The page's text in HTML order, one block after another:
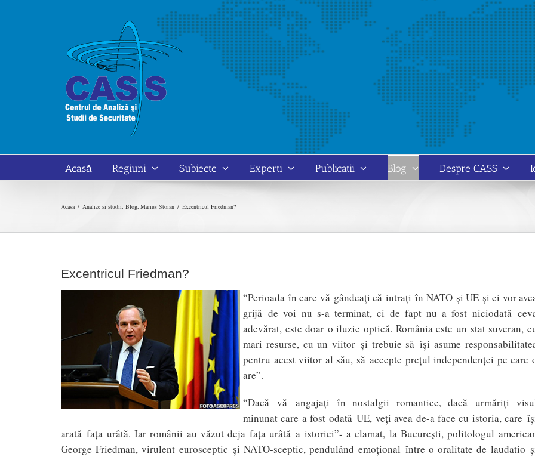
Acasă Regiuni Subiecte Experti Publicatii Blog Despre CASS
Acasa Analize si studii Blog Marius Stoian Excentricul Friedman?
Excentricul Friedman?
“Perioada în care vă gândeaţi că intraţi în NATO şi UE şi ei vor
grijă de voi nu s-a terminat, ci de fapt nu a fost niciodată
adevărat, este doar o iluzie optică. România este un stat suveran,
mari resurse, cu un viitor şi trebuie să îşi asume
pentru acest viitor al său, să accepte preţul independenţei pe care
are”.
“Dacă vă angajaţi în nostalgii romantice, dacă urmăriţi
minunat care a fost odată UE, veţi avea de-a face cu istoria, care
arată faţa urâtă. Iar românii au văzut deja faţa urâtă a istoriei”- a clamat, la Bucureşti, politologul
George Friedman, virulent eurosceptic şi NATO-sceptic, pendulând emoţional între o oralitate de laudatio